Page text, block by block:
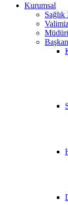
Kurumsal
Sağlık